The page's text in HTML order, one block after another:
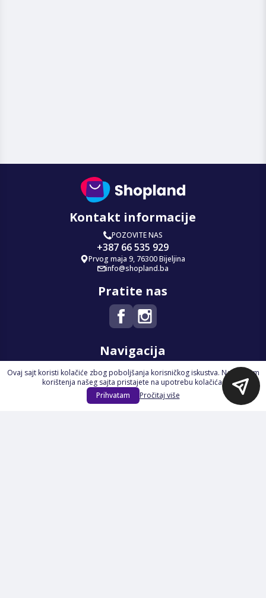
Kontakt informacije
POZOVITE NAS
+387 66 535 929
Prvog maja 9, 76300 Bijeljina
info@shopland.ba
Pratite nas
Navigacija
Početna
Na Akciji
Izdvajamo
Ovaj sajt koristi kolačiće zbog poboljšanja korisničkog iskustva. Nastavkom
korištenja našeg sajta pristajete na upotrebu kolačića.
Prihvatam
Pročitaj više